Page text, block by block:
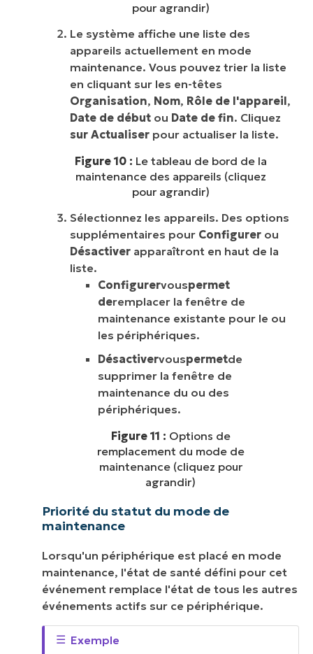
pour agrandir)
Le système affiche une liste des
appareils actuellement en mode
maintenance. Vous pouvez trier la liste
en cliquant sur les en-têtes
Organisation, Nom, Rôle de l'appareil,
Date de début ou Date de fin. Cliquez
sur Actualiser pour actualiser la liste.
Figure 10 : Le tableau de bord de la
maintenance des appareils (cliquez
pour agrandir)
Sélectionnez les appareils. Des options
supplémentaires pour Configurer ou
Désactiver apparaîtront en haut de la
liste.
Configurervouspermet
deremplacer la fenêtre de
maintenance existante pour le ou
les périphériques.
Désactivervouspermetde
supprimer la fenêtre de
maintenance du ou des
périphériques.
Figure 11 : Options de
remplacement du mode de
maintenance (cliquez pour
agrandir)
Priorité du statut du mode de
maintenance
Lorsqu'un périphérique est placé en mode
maintenance, l'état de santé défini pour cet
événement remplace l'état de tous les autres
événements actifs sur ce périphérique.